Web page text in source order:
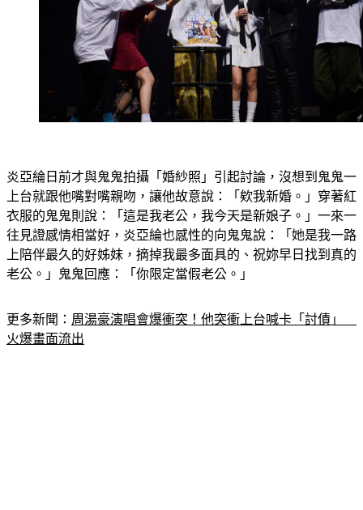
炎亞綸日前才與鬼鬼拍攝「婚紗照」引起討論，沒想到鬼鬼一
上台就跟他嘴對嘴親吻，讓他故意說：「欸我新婚。」穿著紅
衣服的鬼鬼則說：「這是我老公，我今天是新娘子。」一來一
往見證感情相當好，炎亞綸也感性的向鬼鬼說：「她是我一路
上陪伴最久的好姊妹，摘掉我最多面具的、祝妳早日找到真的
更多新聞：周湯豪演唱會爆衝突！他突衝上台喊卡「討債」